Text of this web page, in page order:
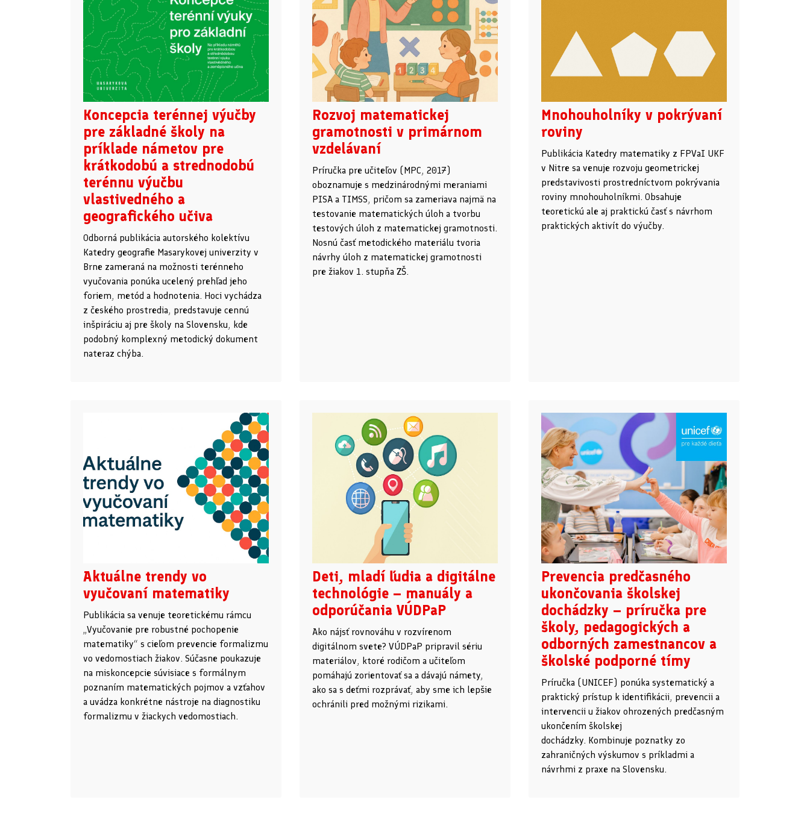
Koncepcia terénnej výučby
pre základné školy na
príklade námetov pre
krátkodobú a strednodobú
terénnu výučbu
vlastivedného a
geografického učiva
Odborná publikácia autorského kolektívu
Katedry geografie Masarykovej univerzity v
Brne zameraná na možnosti terénneho
vyučovania ponúka ucelený prehľad jeho
foriem, metód a hodnotenia. Hoci vychádza
z českého prostredia, predstavuje cennú
inšpiráciu aj pre školy na Slovensku, kde
podobný komplexný metodický dokument
nateraz chýba.
Rozvoj matematickej
gramotnosti v primárnom
vzdelávaní
Príručka pre učiteľov (MPC, 2017)
oboznamuje s medzinárodnými meraniami
PISA a TIMSS, pričom sa zameriava najmä na
testovanie matematických úloh a tvorbu
testových úloh z matematickej gramotnosti.
Nosnú časť metodického materiálu tvoria
návrhy úloh z matematickej gramotnosti
pre žiakov 1. stupňa ZŠ.
Mnohouholníky v pokrývaní
roviny
Publikácia Katedry matematiky z FPVaI UKF
v Nitre sa venuje rozvoju geometrickej
predstavivosti prostredníctvom pokrývania
roviny mnohouholníkmi. Obsahuje
teoretickú ale aj praktickú časť s návrhom
praktických aktivít do výučby.
Aktuálne trendy vo
vyučovaní matematiky
Publikácia sa venuje teoretickému rámcu
„Vyučovanie pre robustné pochopenie
matematiky“ s cieľom prevencie formalizmu
vo vedomostiach žiakov. Súčasne poukazuje
na miskoncepcie súvisiace s formálnym
poznaním matematických pojmov a vzťahov
a uvádza konkrétne nástroje na diagnostiku
formalizmu v žiackych vedomostiach.
Deti, mladí ľudia a digitálne
technológie – manuály a
odporúčania VÚDPaP
Ako nájsť rovnováhu v rozvírenom
digitálnom svete? VÚDPaP pripravil sériu
materiálov, ktoré rodičom a učiteľom
pomáhajú zorientovať sa a dávajú námety,
ako sa s deťmi rozprávať, aby sme ich lepšie
ochránili pred možnými rizikami.
Prevencia predčasného
ukončovania školskej
dochádzky – príručka pre
školy, pedagogických a
odborných zamestnancov a
školské podporné tímy
Príručka (UNICEF) ponúka systematický a
praktický prístup k identifikácii, prevencii a
intervencii u žiakov ohrozených predčasným
ukončením školskej
dochádzky. Kombinuje poznatky zo
zahraničných výskumov s príkladmi a
návrhmi z praxe na Slovensku.